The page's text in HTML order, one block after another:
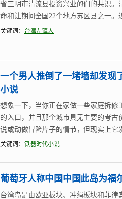
省三明市清流县投资兴业的们的共识。
命和让期间全国22个地方苏区县之一。
关键词： 台湾左镇人
一个男人推倒了一堵墙却发现
小说
想象一下，当你正在家做一些家庭拆修
的入口，并且那个城市具无主要的考
说或动做冒险片子的情节，但现实上它
关键词： 铁器时代小说
葡萄牙人称中国中国此岛为福
台湾岛是由欧亚板块、冲绳板块和菲